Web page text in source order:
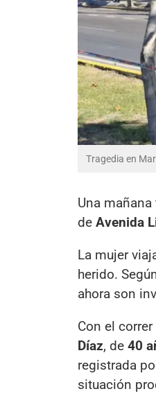
Tragedia en
Una
de Avenida
La mujer
herido.
ahora son
Con el
Díaz, de 40
registrada
situación